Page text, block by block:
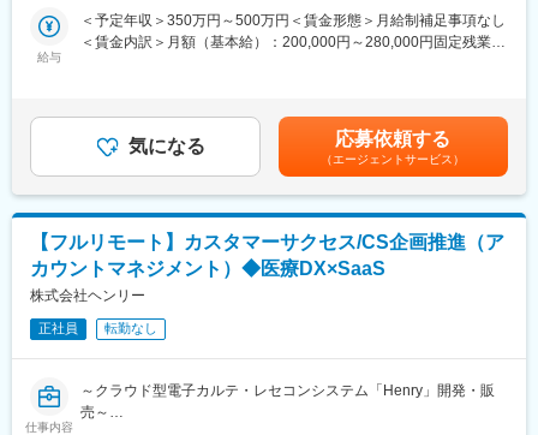
（ウェビナー講師担当等）業務などを想定しています。
カリキュラムに沿った研修を受講し、基本知識を学んでいただき
ます。
■魅力ポイント：
・2025年度の累計導入数は約9,500台。クラウド電子カルテ導入
数トップクラスを誇り、新規開業クリニックからも圧倒的に選ば
れています。また、マイナンバー保険証の導入など、今後も医療
業界でのDX推進が進んでいくため、ビジネスチャンスが多い環境
です。
求人となっております。IT領域へキャリアチェンジされたい方歓
迎しております！
るため、社内でのデスクワークが6割、お客様先での業務が4割ほ
どとなります。また、外部のITベンダーとの打ち合わせ等もある
ため、関係者が多いのも当職種の特徴の一つとなります。
【ポジションの魅力】
・長期間の研修を用意しているため職種未経験＆技術的な知識が
全く無い方でも立ち上りが可能となっております。
・業界トップクラスの調剤システムやIoT製品を扱っており、業務
を通して最新の技術に触れることが可能です。
・正社員登用は前提の採用です。就業態度に問題がなければ原則
登用となり、業界トップクラスシェアを誇る優良企業の正社員と
して安定就業が可能です。（登用率98%、試験ノルマなし）
給与
＜予定年収＞350万円～500万円＜賃金形態＞月給制補足事項なし
＜賃金内訳＞月額（基本給）：200,000円～280,000円固定残業手
＞※給与詳細は、年齢・スキルを考慮し決定します。■昇給：年1
回■賞与：年2回賃金はあくまでも目安の金額であり、選考を通じ
て上下する可能性があります。月給(月額)は固定手当を含めた表記
です。
気になる 応募依頼する
（エージェントサービス）
【フルリモート】カスタマーサクセス/CS企画推進（ア
カウントマネジメント）◆医療DX×SaaS
株式会社ヘンリー
正社員 転勤なし
仕事内容
～クラウド型電子カルテ・レセコンシステム「Henry」開発・販
売～